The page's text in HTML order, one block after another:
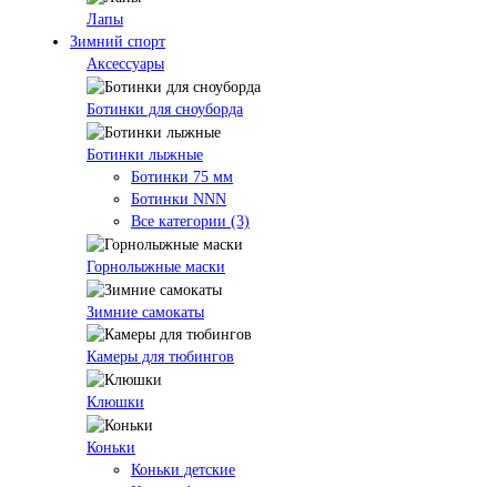
Лапы
Зимний спорт
Аксессуары
Ботинки для сноуборда
Ботинки лыжные
Ботинки 75 мм
Ботинки NNN
Все категории (3)
Горнолыжные маски
Зимние самокаты
Камеры для тюбингов
Клюшки
Коньки
Коньки детские